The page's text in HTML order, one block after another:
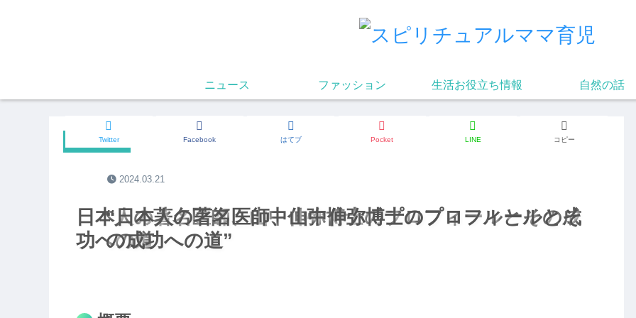
ニュース ファッション 生活お役立ち情報 自然の話
“日本人の著名医師、山中伸弥博士のプロフィールとそ
の成功への道”
RAKUBUN
Twitter Facebook はてブ Pocket LINE コピー
2024.03.21
日本人の著名医師、山中伸弥博士のプロフィールとその成
功への道